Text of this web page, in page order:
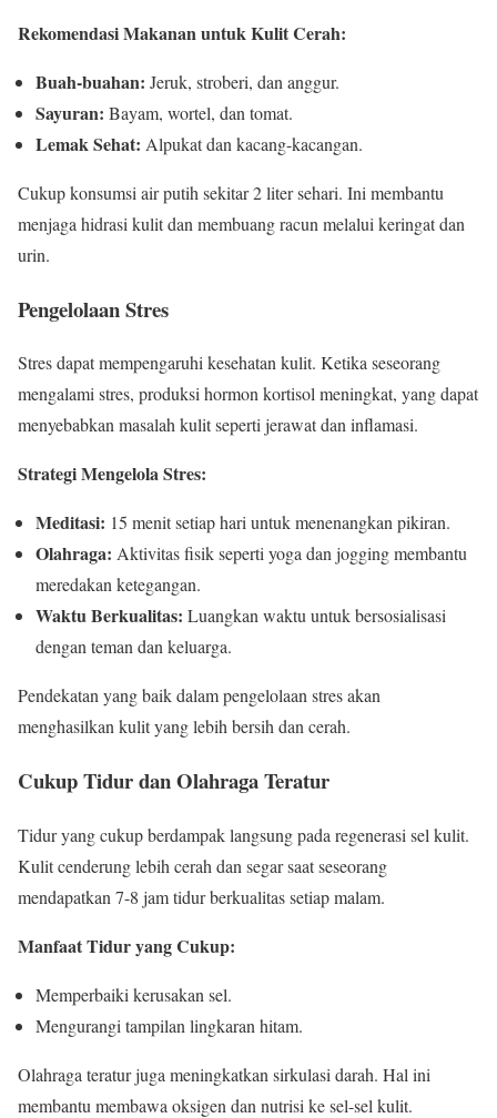
Rekomendasi Makanan untuk Kulit Cerah:
Buah-buahan: Jeruk, stroberi, dan anggur.
Sayuran: Bayam, wortel, dan tomat.
Lemak Sehat: Alpukat dan kacang-kacangan.
Cukup konsumsi air putih sekitar 2 liter sehari. Ini membantu
menjaga hidrasi kulit dan membuang racun melalui keringat dan
urin.
Pengelolaan Stres
Stres dapat mempengaruhi kesehatan kulit. Ketika seseorang
mengalami stres, produksi hormon kortisol meningkat, yang dapat
menyebabkan masalah kulit seperti jerawat dan inflamasi.
Strategi Mengelola Stres:
Meditasi: 15 menit setiap hari untuk menenangkan pikiran.
Olahraga: Aktivitas fisik seperti yoga dan jogging membantu
meredakan ketegangan.
Waktu Berkualitas: Luangkan waktu untuk bersosialisasi
dengan teman dan keluarga.
Pendekatan yang baik dalam pengelolaan stres akan
menghasilkan kulit yang lebih bersih dan cerah.
Cukup Tidur dan Olahraga Teratur
Tidur yang cukup berdampak langsung pada regenerasi sel kulit.
Kulit cenderung lebih cerah dan segar saat seseorang
mendapatkan 7-8 jam tidur berkualitas setiap malam.
Manfaat Tidur yang Cukup:
Memperbaiki kerusakan sel.
Mengurangi tampilan lingkaran hitam.
Olahraga teratur juga meningkatkan sirkulasi darah. Hal ini
membantu membawa oksigen dan nutrisi ke sel-sel kulit.